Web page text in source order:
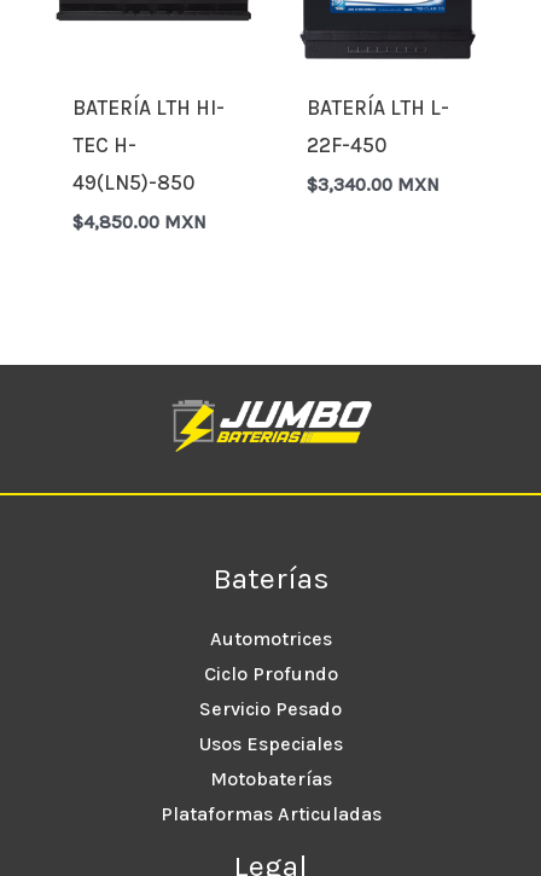
BATERÍA LTH HI-
TEC H-
49(LN5)-850
$4,850.00 MXN
BATERÍA LTH L-
22F-450
$3,340.00 MXN
Baterías
Automotrices
Ciclo Profundo
Servicio Pesado
Usos Especiales
Motobaterías
Plataformas Articuladas
Legal